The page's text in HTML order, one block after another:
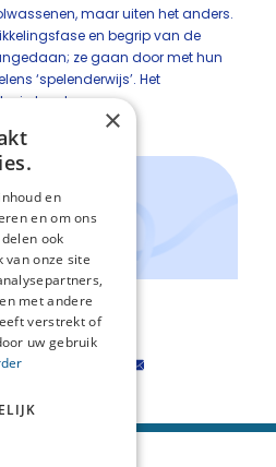
maar uiten het anders.
en begrip van de
ze gaan door met hun
‘spelenderwijs’. Het
in hun leven.
nazorg'
Verlies
×
en
en om ons
ook
onze site
met andere
verstrekt of
uw gebruik